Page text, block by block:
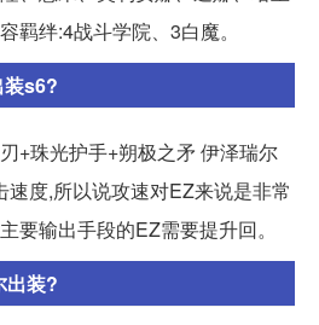
羁绊:4战斗学院、3白魔。
装s6?
+珠光护手+朔极之矛 伊泽瑞尔
度,所以说攻速对EZ来说是非常
要输出手段的EZ需要提升回。
出装?